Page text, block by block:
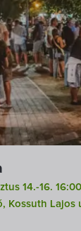
14.-16. 16:00
Kossuth Lajos